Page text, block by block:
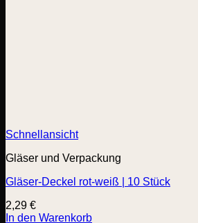
Schnellansicht
Gläser und Verpackung
Gläser-Deckel rot-weiß | 10 Stück
2,29 €
In den Warenkorb